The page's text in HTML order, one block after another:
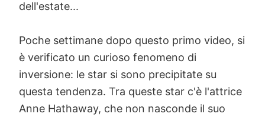
dell'estate...
Poche settimane dopo questo primo video, si
è verificato un curioso fenomeno di
inversione: le star si sono precipitate su
questa tendenza. Tra queste star c'è l'attrice
Anne Hathaway, che non nasconde il suo